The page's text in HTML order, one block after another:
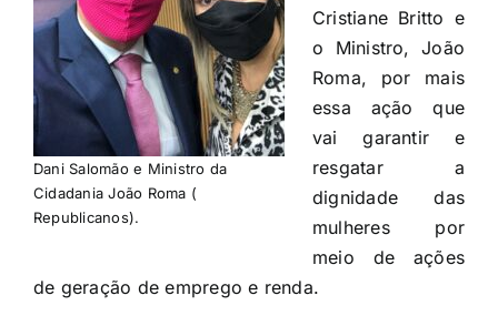
Dani Salomão e Ministro da
Cidadania João Roma (
Republicanos).
Cristiane Britto e
o Ministro, João
Roma, por mais
essa ação que
vai garantir e
resgatar a
dignidade das
mulheres por
meio de ações
de geração de emprego e renda.